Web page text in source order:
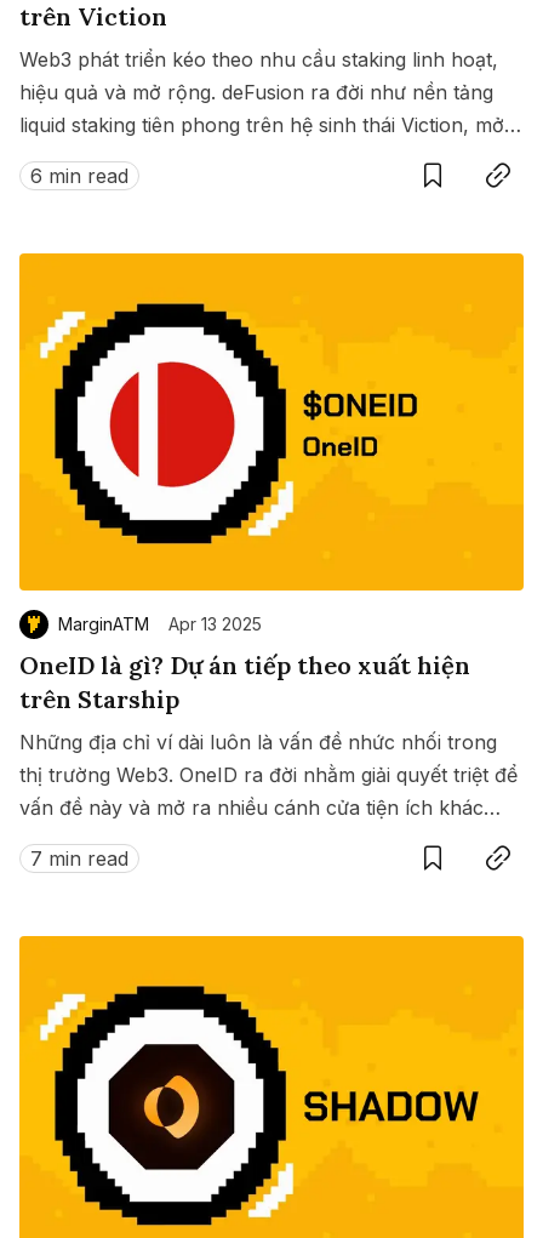
trên Viction
Web3 phát triển kéo theo nhu cầu staking linh hoạt,
hiệu quả và mở rộng. deFusion ra đời như nền tảng
liquid staking tiên phong trên hệ sinh thái Viction, mở
ra kỷ nguyên mới: staking on-chain mà không cần
đánh đổi giữa phần thưởng và thanh khoản.
6 min read
SaveCopy link
MarginATM Apr 13 2025
OneID là gì? Dự án tiếp theo xuất hiện
trên Starship
Những địa chỉ ví dài luôn là vấn đề nhức nhối trong
thị trường Web3. OneID ra đời nhằm giải quyết triệt để
vấn đề này và mở ra nhiều cánh cửa tiện ích khác
nữa dành cho người dùng trong thế giới Web3.
7 min read
SaveCopy link